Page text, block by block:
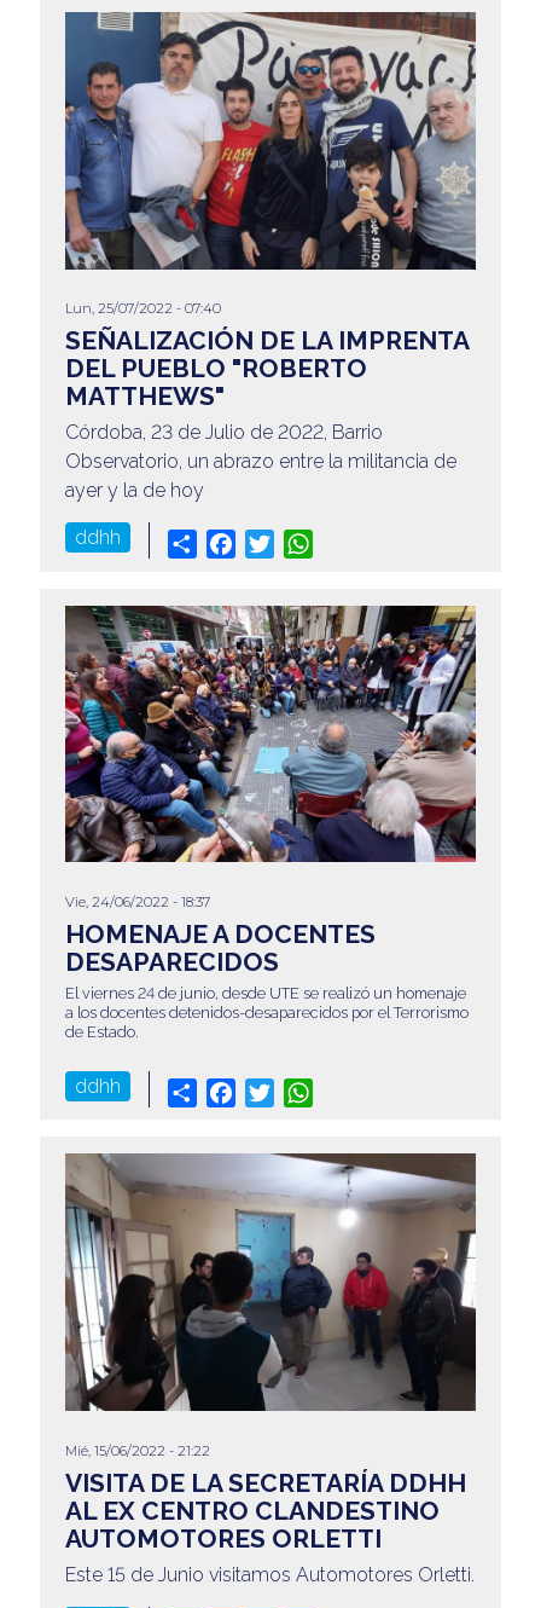
Lun, 25/07/2022 - 07:40
SEÑALIZACIÓN DE LA IMPRENTA
DEL PUEBLO "ROBERTO
MATTHEWS"
Córdoba, 23 de Julio de 2022, Barrio
Observatorio, un abrazo entre la militancia de
ayer y la de hoy
ddhh Share Facebook
Twitter
Vie, 24/06/2022 - 18:37
HOMENAJE A DOCENTES
DESAPARECIDOS
El viernes 24 de junio, desde UTE se realizó un homenaje
a los docentes detenidos-desaparecidos por el Terrorismo
de Estado.
ddhh Share Facebook
Twitter
Mié, 15/06/2022 - 21:22
VISITA DE LA SECRETARÍA DDHH
AL EX CENTRO CLANDESTINO
AUTOMOTORES ORLETTI
Este 15 de Junio visitamos Automotores Orletti.